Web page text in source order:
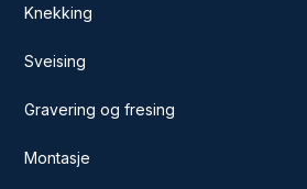
Knekking
Sveising
Gravering og fresing
Montasje